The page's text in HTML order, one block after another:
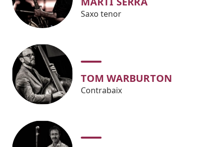
Saxo tenor
TOM WARBURTON
Contrabaix